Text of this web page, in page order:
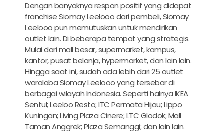
Dengan banyaknya respon positif yang didapat
franchise Siomay Leelooo dari pembeli, Siomay
Leelooo pun memutuskan untuk mendirikan
outlet lain. Di beberapa tempat yang strategis.
Mulai dari mall besar, supermarket, kampus,
kantor, pusat belanja, hypermarket, dan lain lain.
Hingga saat ini, sudah ada lebih dari 25 outlet
waralaba Siomay Leelooo yang tersebar di
berbagai wilayah Indonesia. Seperti halnya IKEA
Sentul; Leeloo Resto; ITC Permata Hijau; Lippo
Kuningan; Living Plaza Cinere; LTC Glodok; Mall
Taman Anggrek; Plaza Semanggi; dan lain lain.